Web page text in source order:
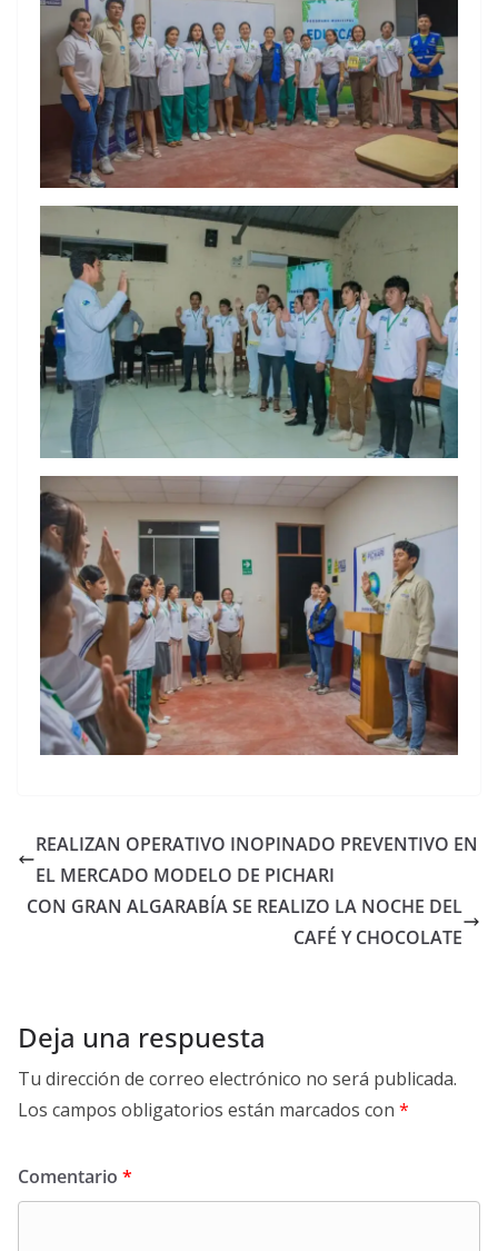
REALIZAN OPERATIVO INOPINADO PREVENTIVO EN
EL MERCADO MODELO DE PICHARI
CON GRAN ALGARABÍA SE REALIZO LA NOCHE DEL
CAFÉ Y CHOCOLATE
Deja una respuesta
Tu dirección de correo electrónico no será publicada.
Los campos obligatorios están marcados con *
Comentario *